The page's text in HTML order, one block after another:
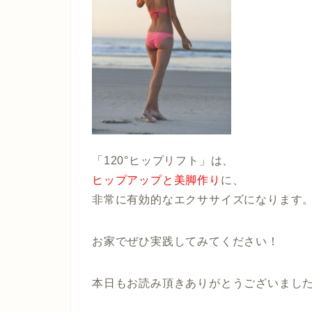
「120°ヒップリフト」は、
ヒップアップと美脚作り に、
非常に有効的なエクササイズになります
お家でぜひ実践してみてください！
本日もお読み頂きありがとうございまし